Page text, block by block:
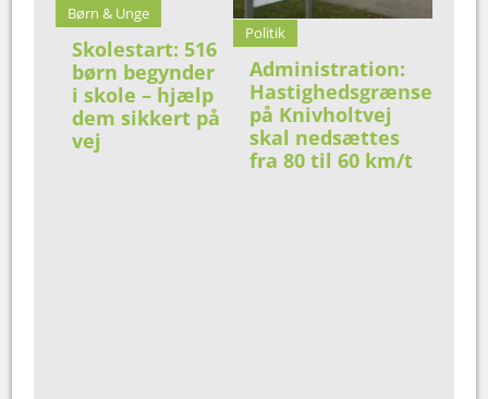
Børn & Unge
Skolestart: 516
børn begynder
i skole – hjælp
dem sikkert på
vej
Politik
Administration:
Hastighedsgrænse
på Knivholtvej
skal nedsættes
fra 80 til 60 km/t